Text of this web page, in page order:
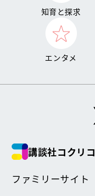
知育と探求
エンタメ
講談社コクリコ
ファミリーサイト